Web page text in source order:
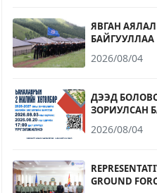
оруулахыг
ЯВГАН
БАЙГУУЛЛАА
2026/08/04
ДЭЭД
ЗОРИУЛСАН
БҮРТГЭЛ
2026/08/04
GROUND